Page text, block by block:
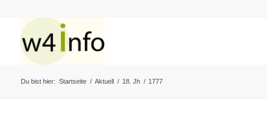
Du bist hier: Startseite / Aktuell / 18. Jh / 1777